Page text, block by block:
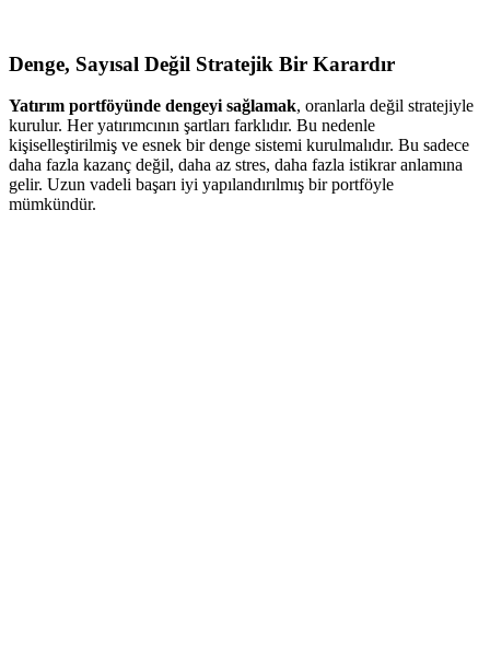
Denge, Sayısal Değil Stratejik Bir Karardır
Yatırım portföyünde dengeyi sağlamak, oranlarla değil stratejiyle
kurulur. Her yatırımcının şartları farklıdır. Bu nedenle
kişiselleştirilmiş ve esnek bir denge sistemi kurulmalıdır. Bu sadece
daha fazla kazanç değil, daha az stres, daha fazla istikrar anlamına
gelir. Uzun vadeli başarı iyi yapılandırılmış bir portföyle
mümkündür.